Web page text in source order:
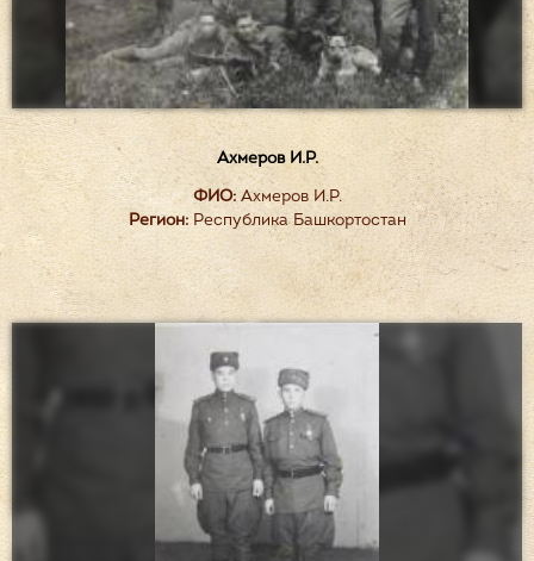
Ахмеров И.Р.
ФИО:Ахмеров И.Р.
Регион:Республика Башкортостан